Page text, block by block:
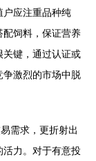
户应注重品种纯
配饲料，保证营养
关键，通过认证或
争激烈的市场中脱
需求，更折射出
活力。对于有意投